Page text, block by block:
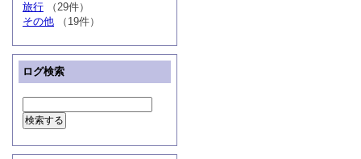
旅行 （29件）
その他 （19件）
ログ検索